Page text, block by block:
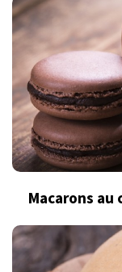
Macarons au